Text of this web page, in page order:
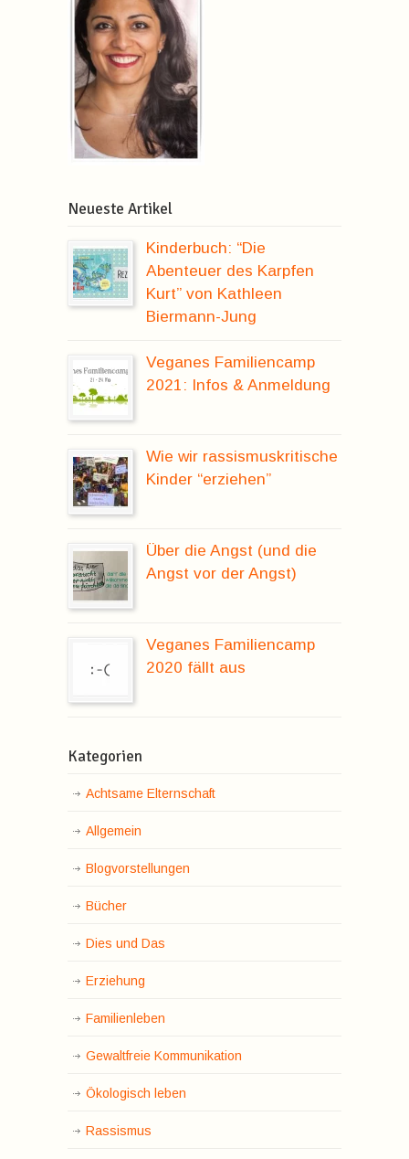
Neueste Artikel
Kinderbuch: “Die
Abenteuer des Karpfen
Kurt” von Kathleen
Biermann-Jung
Veganes Familiencamp
2021: Infos & Anmeldung
Wie wir rassismuskritische
Kinder “erziehen”
Über die Angst (und die
Angst vor der Angst)
Veganes Familiencamp
2020 fällt aus
Kategorien
Achtsame Elternschaft
Allgemein
Blogvorstellungen
Bücher
Dies und Das
Erziehung
Familienleben
Gewaltfreie Kommunikation
Ökologisch leben
Rassismus